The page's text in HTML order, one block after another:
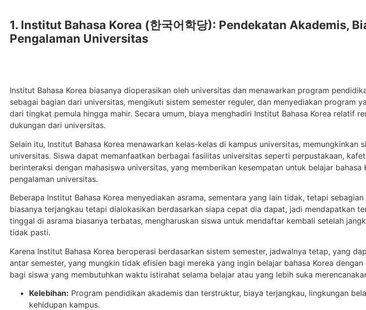
1. Institut Bahasa Korea (한국어학당): Pendekatan Akademis,
Pengalaman Universitas
Institut Bahasa Korea biasanya dioperasikan oleh universitas dan menawarkan program
sebagai bagian dari universitas, mengikuti sistem semester reguler, dan menyediakan program
dari tingkat pemula hingga mahir. Secara umum, biaya menghadiri Institut Bahasa Korea relatif
dukungan dari universitas.
Selain itu, Institut Bahasa Korea menawarkan kelas-kelas di kampus universitas, memungkinkan
universitas. Siswa dapat memanfaatkan berbagai fasilitas universitas seperti perpustakaan,
berinteraksi dengan mahasiswa universitas, yang memberikan kesempatan untuk belajar bahasa
pengalaman universitas.
Beberapa Institut Bahasa Korea menyediakan asrama, sementara yang lain tidak, tetapi
biasanya terjangkau tetapi dialokasikan berdasarkan siapa cepat dia dapat, jadi mendapatkan
tinggal di asrama biasanya terbatas, mengharuskan siswa untuk mendaftar kembali setelah
tidak pasti.
Karena Institut Bahasa Korea beroperasi berdasarkan sistem semester, jadwalnya tetap, yang
antar semester, yang mungkin tidak efisien bagi mereka yang ingin belajar bahasa Korea
bagi siswa yang membutuhkan waktu istirahat selama belajar atau yang lebih suka
Kelebihan: Program pendidikan akademis dan terstruktur, biaya terjangkau, lingkungan
kehidupan kampus.